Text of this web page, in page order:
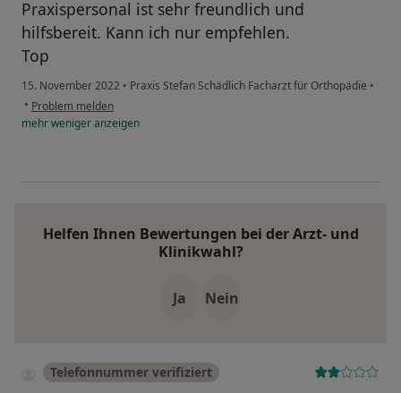
Praxispersonal ist sehr freundlich und
hilfsbereit. Kann ich nur empfehlen.
Top
15. November 2022 • Praxis Stefan Schädlich Facharzt für Orthopädie •
• Problem melden
mehrwenigeranzeigen
Helfen Ihnen Bewertungen bei der Arzt- und
Klinikwahl?
Ja Nein
Telefonnummer verifiziert